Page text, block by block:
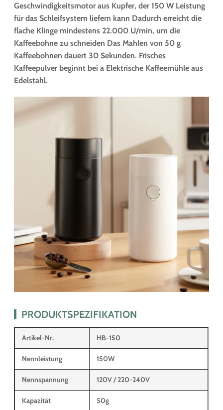
Geschwindigkeitsmotor aus Kupfer, der 150 W Leistung
für das Schleifsystem liefern kann Dadurch erreicht die
flache Klinge mindestens 22.000 U/min, um die
Kaffeebohne zu schneiden Das Mahlen von 50 g
Kaffeebohnen dauert 30 Sekunden. Frisches
Kaffeepulver beginnt bei a Elektrische Kaffeemühle aus
Edelstahl.
PRODUKTSPEZIFIKATION
Artikel-Nr. HB-150
Nennleistung 150W
Nennspannung 120V / 220-240V
Kapazität 50g